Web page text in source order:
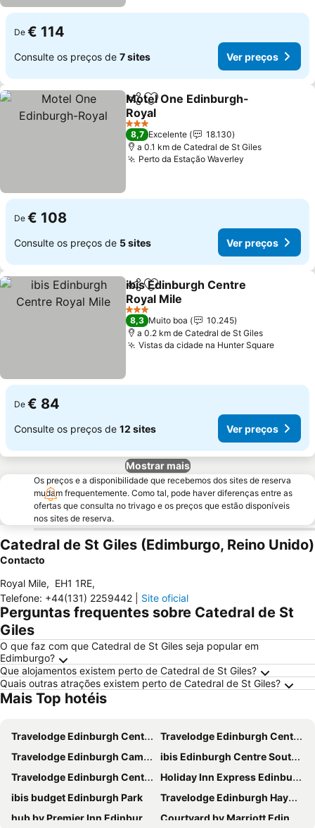
De € 114
Consulte os preços de 7 sites Ver preços
PartilharAdicionar aos favoritos
Motel One Edinburgh-
Royal
3 Estrelas
8,7 Excelente
18.130
a 0.1 km de Catedral de St Giles
Perto da Estação Waverley
De € 108
Consulte os preços de 5 sites Ver preços
PartilharAdicionar aos favoritos
ibis Edinburgh Centre
Royal Mile
3 Estrelas
8,3 Muito boa
10.245
a 0.2 km de Catedral de St Giles
Vistas da cidade na Hunter Square
De € 84
Consulte os preços de 12 sites Ver preços
Mostrar mais
Os preços e a disponibilidade que recebemos dos sites de reserva
mudam frequentemente. Como tal, pode haver diferenças entre as
ofertas que consulta no trivago e os preços que estão disponíveis
nos sites de reserva.
Catedral de St Giles (Edimburgo, Reino Unido)
Contacto
Royal Mile, EH1 1RE,
Telefone: +44(131) 2259442 Site oficial
Perguntas frequentes sobre Catedral de St
Giles
O que faz com que Catedral de St Giles seja popular em
Edimburgo?
Que alojamentos existem perto de Catedral de St Giles?
Quais outras atrações existem perto de Catedral de St Giles?
Mais Top hotéis
Travelodge Edinburgh Central Waterloo Place
Travelodge Edinburgh Central
Travelodge Edinburgh Cameron Toll
ibis Edinburgh Centre South Bridge - Royal Mile
Travelodge Edinburgh Central Queen Street
Holiday Inn Express Edinburgh - Leith Waterfront by IHG
ibis budget Edinburgh Park
Travelodge Edinburgh Haymarket
hub by Premier Inn Edinburgh Royal Mile hotel
Courtyard by Marriott Edinburgh West